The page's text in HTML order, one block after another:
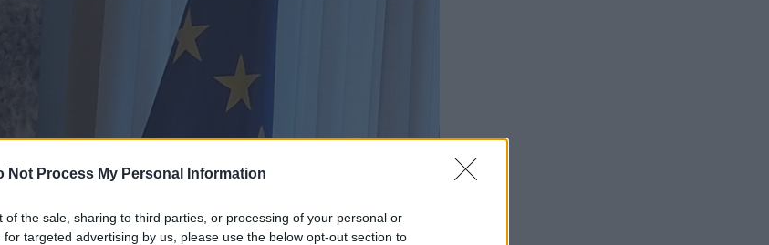
Not Process My Personal Information
of the sale, sharing to third parties, or processing of your personal or
targeted advertising by us, please use the below opt-out section to